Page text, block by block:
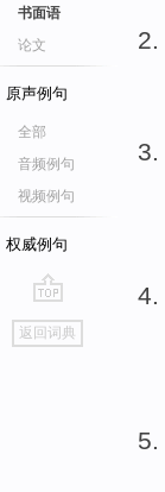
书面语
论文
原声例句
全部
音频例句
视频例句
权威例句
go
top
返回词典